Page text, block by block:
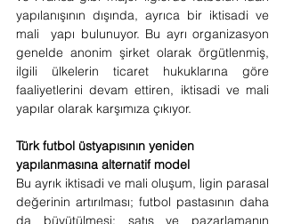
yapılanışının dışında, ayrıca bir iktisadi ve
mali  yapı bulunuyor. Bu ayrı organizasyon
genelde anonim şirket olarak örgütlenmiş,
ilgili ülkelerin ticaret hukuklarına göre
faaliyetlerini devam ettiren, iktisadi ve mali
yapılar olarak karşımıza çıkıyor.
Türk futbol üstyapısının yeniden
yapılanmasına alternatif model
Bu ayrık iktisadi ve mali oluşum, ligin parasal
değerinin artırılması; futbol pastasının daha
da büyütülmesi; satış ve pazarlamanın